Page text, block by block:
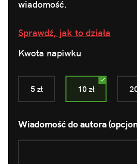
wiadomość.
Sprawdź, jak to działa
Kwota napiwku
5 zł 10 zł
Wiadomość do autora